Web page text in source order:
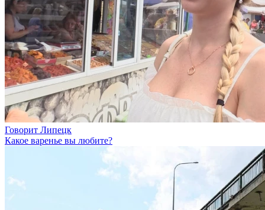
Говорит Липецк
Какое варенье вы любите?